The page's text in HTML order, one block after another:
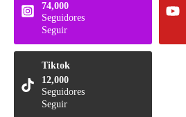
74,000
Seguidores
Seguir
Tiktok
12,000
Seguidores
Seguir